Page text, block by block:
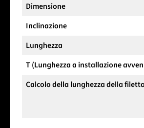
Dimensione
Inclinazione
Lunghezza
T (Lunghezza a installazione
Calcolo della lunghezza della